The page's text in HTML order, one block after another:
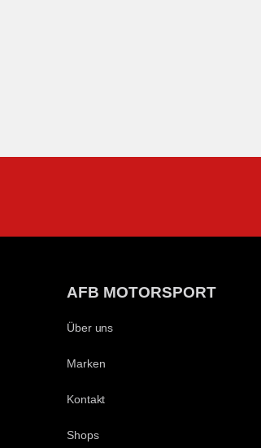
AFB MOTORSPORT
Über uns
Marken
Kontakt
Shops